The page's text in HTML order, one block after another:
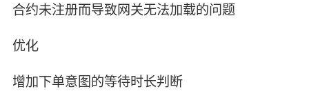
合约未注册而导致网关无法加载的问题
优化
增加下单意图的等待时长判断